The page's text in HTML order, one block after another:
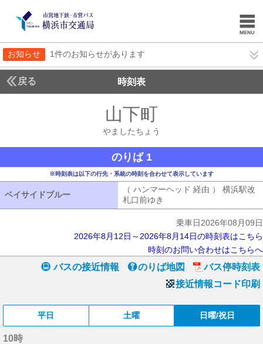
お知らせ 1件のお知らせがあります
戻る 時刻表
山下町
やましたちょう
のりば 1
※時刻表は以下の行先・系統の時刻を合わせて表示しています
ベイサイドブルー ベイサイドブルー
（ ハンマーヘッド 経由 ） 横浜駅改
札口前ゆき
乗車日2026年08月09日
2026年8月12日～2026年8月14日の時刻表はこちら
時刻のお問い合わせはこちらへ
バスの接近情報 のりば地図
バス停時刻表
接近情報コード印刷
平日 土曜 日曜/祝日
10時